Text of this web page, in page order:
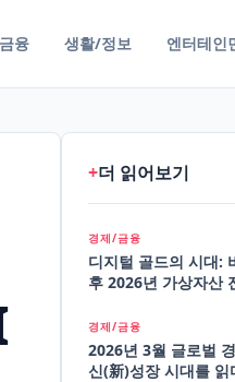
융 생활/정보 엔터테인
+더 읽어보기
경제/금융
디지털 골드의 시대:
후 2026년 가상자산
경제/금융
2026년 3월 글로벌
신(新)성장 시대를 읽